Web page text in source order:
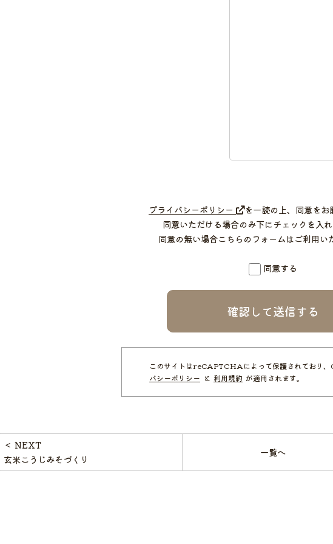
プライバシーポリシー
を一読の上、同意をお
同意いただける場合のみ下にチェックを入
同意の無い場合こちらのフォームはご利用い
同意する
このサイトはreCAPTCHAによって保護されており
バシーポリシー と 利用規約 が適用されます。
＜ NEXT
玄米こうじみそづくり
一覧へ